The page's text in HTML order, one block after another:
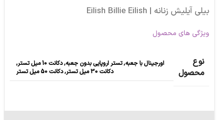
بیلی آیلیش زنانه | Eilish Billie Eilish
ویژگی های محصول
نوع
محصول
اورجینال با جعبه,تستر اروپایی بدون جعبه,دکانت 10 میل تستر
,
دکانت 30 میل تستر
,دکانت 50 میل تستر